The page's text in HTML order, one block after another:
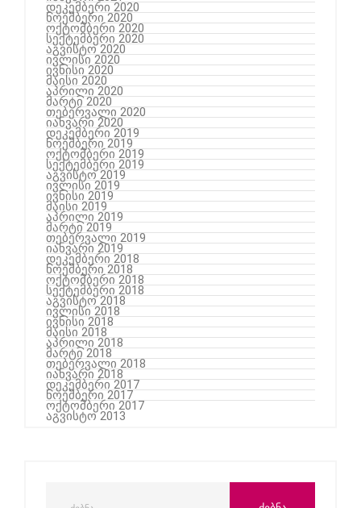
დეკემბერი 2020
ნოემბერი 2020
ოქტომბერი 2020
სექტემბერი 2020
აგვისტო 2020
ივლისი 2020
ივნისი 2020
მაისი 2020
აპრილი 2020
მარტი 2020
თებერვალი 2020
იანვარი 2020
დეკემბერი 2019
ნოემბერი 2019
ოქტომბერი 2019
სექტემბერი 2019
აგვისტო 2019
ივლისი 2019
ივნისი 2019
მაისი 2019
აპრილი 2019
მარტი 2019
თებერვალი 2019
იანვარი 2019
დეკემბერი 2018
ნოემბერი 2018
ოქტომბერი 2018
სექტემბერი 2018
აგვისტო 2018
ივლისი 2018
ივნისი 2018
მაისი 2018
აპრილი 2018
მარტი 2018
თებერვალი 2018
იანვარი 2018
დეკემბერი 2017
ნოემბერი 2017
ოქტომბერი 2017
აგვისტო 2013